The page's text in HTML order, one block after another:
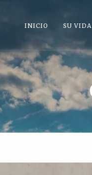
INICIO SU VIDA